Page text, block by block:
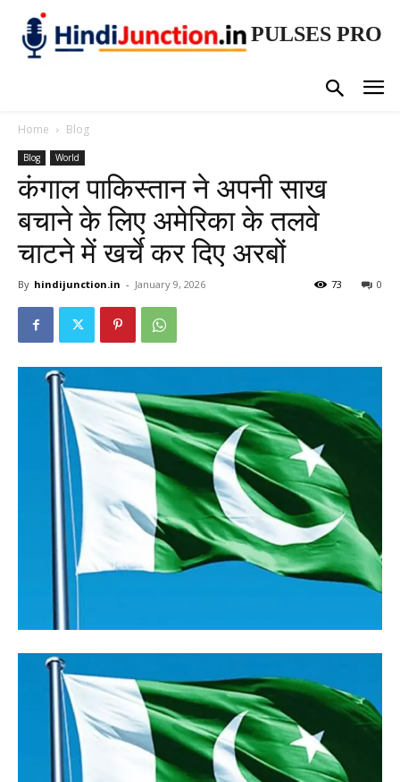
PULSES PRO
Home Blog
Blog World
कंगाल पाकिस्तान ने अपनी साख
बचाने के लिए अमेरिका के तलवे
चाटने में खर्चे कर दिए अरबों
By hindijunction.in - January 9, 2026 0
73